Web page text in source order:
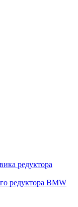
редуктора
редуктора BMW